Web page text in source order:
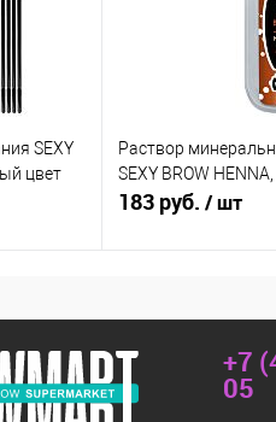
SEXY
цвет
Раствор
SEXY BROW
183 руб. / шт
+7
05